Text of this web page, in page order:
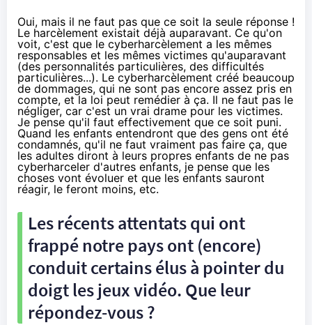
Oui, mais il ne faut pas que ce soit la seule réponse !
Le harcèlement existait déjà auparavant. Ce qu'on
voit, c'est que le cyberharcèlement a les mêmes
responsables et les mêmes victimes qu'auparavant
(des personnalités particulières, des difficultés
particulières...). Le cyberharcèlement créé beaucoup
de dommages, qui ne sont pas encore assez pris en
compte, et la loi peut remédier à ça. Il ne faut pas le
négliger, car c'est un vrai drame pour les victimes.
Je pense qu'il faut effectivement que ce soit puni.
Quand les enfants entendront que des gens ont été
condamnés, qu'il ne faut vraiment pas faire ça, que
les adultes diront à leurs propres enfants de ne pas
cyberharceler d'autres enfants, je pense que les
choses vont évoluer et que les enfants sauront
réagir, le feront moins, etc.
Les récents attentats qui ont
frappé notre pays ont (encore)
conduit certains élus à pointer du
doigt les jeux vidéo. Que leur
répondez-vous ?